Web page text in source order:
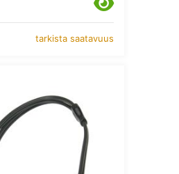
tarkista saatavuus